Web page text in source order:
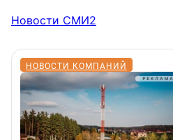
Новости СМИ2
НОВОСТИ КОМПАНИЙ